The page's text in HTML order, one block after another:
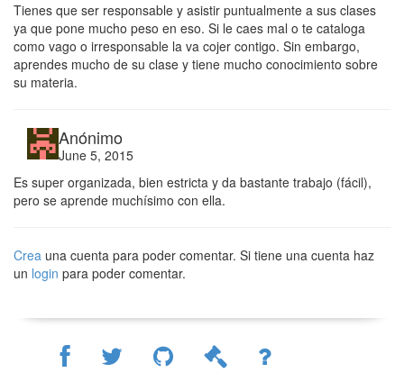
Tienes que ser responsable y asistir puntualmente a sus clases
ya que pone mucho peso en eso. Si le caes mal o te cataloga
como vago o irresponsable la va cojer contigo. Sin embargo,
aprendes mucho de su clase y tiene mucho conocimiento sobre
su materia.
Anónimo
June 5, 2015
Es super organizada, bien estricta y da bastante trabajo (fácil),
pero se aprende muchísimo con ella.
Crea una cuenta para poder comentar. Si tiene una cuenta haz
un login para poder comentar.